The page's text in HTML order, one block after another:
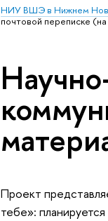
НИУ ВШЭ в Нижнем
почтовой переписке
Проект
тебе»: